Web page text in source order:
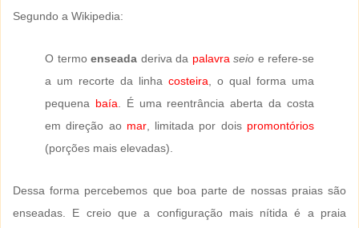
Segundo a Wikipedia:
O termo enseada deriva da palavra seio e refere-se
a um recorte da linha costeira, o qual forma uma
pequena baía. É uma reentrância aberta da costa
em direção ao mar, limitada por dois promontórios
(porções mais elevadas).
Dessa forma percebemos que boa parte de nossas praias são
enseadas. E creio que a configuração mais nítida é a praia